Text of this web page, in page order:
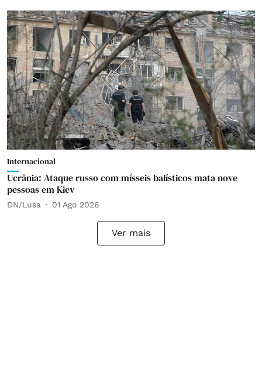
Internacional
Ucrânia: Ataque russo com mísseis balísticos mata nove
pessoas em Kiev
DN/Lusa 01 Ago 2026
Ver mais